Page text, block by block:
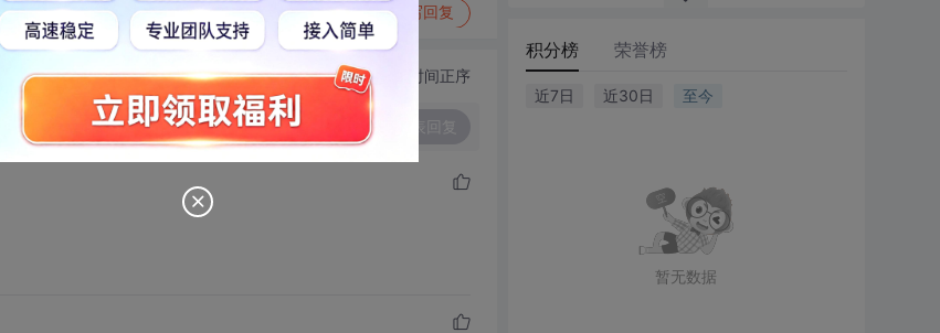
转发到动态 举报 写回复
切换为时间正序
积分榜 荣誉榜
近7日 近30日 至今
暂无数据